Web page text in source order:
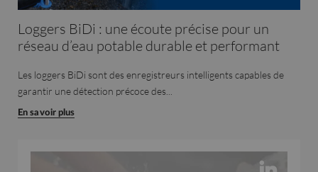
Loggers BiDi : une écoute précise pour un
réseau d’eau potable durable et performant
Les loggers BiDi sont des enregistreurs intelligents capables de
garantir une détection précoce des...
En savoir plus